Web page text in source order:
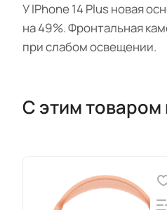
У IPhone 14 Plus новая
на 49%. Фронтальная
при слабом освещении.
С этим товаром